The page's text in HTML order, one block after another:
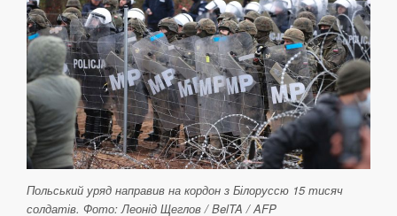
Польський уряд направив на кордон з Білоруссю 15 тисяч
солдатів. Фото: Леонід Щеглов / BelTA / AFP